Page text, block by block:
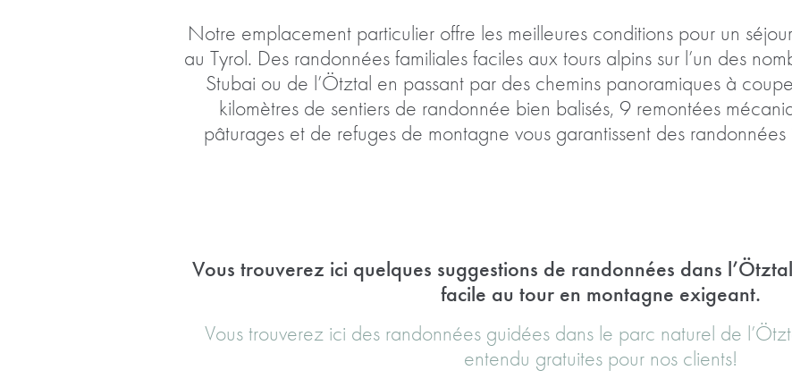
Notre emplacement particulier offre les meilleures conditions pour un
au Tyrol. Des randonnées familiales faciles aux tours alpins sur l’un des
Stubai ou de l’Ötztal en passant par des chemins panoramiques à
kilomètres de sentiers de randonnée bien balisés, 9 remontées
pâturages et de refuges de montagne vous garantissent des
Vous trouverez ici quelques suggestions de randonnées dans
facile au tour en montagne exigeant.
Vous trouverez ici des randonnées guidées dans le parc naturel de
entendu gratuites pour nos clients!​​